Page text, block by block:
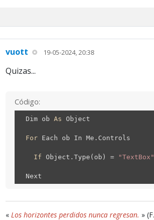
vuott 19-05-2024, 20:38
Quizas...
Código:
Dim ob As Object
For Each ob In Me.Controls
If Object.Type(ob) = "TextBox"
Next
« Los horizontes perdidos nunca regresan. »